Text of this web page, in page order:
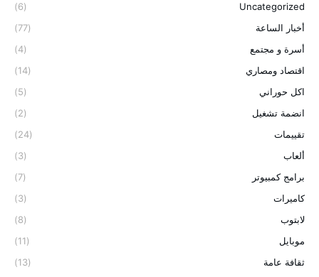
Uncategorized
(6)
أخبار الساعة
(77)
أسرة و مجتمع
(4)
اقتصاد ومصاري
(14)
اكل حوراني
(5)
انضمة تشغيل
(2)
تقييمات
(24)
ألعاب
(3)
برامج كمبيوتر
(7)
كاميرات
(3)
لابتوب
(8)
موبايل
(11)
ثقافة عامة
(13)